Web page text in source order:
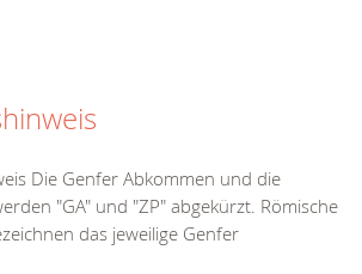
Die Genfer Abkommen und die
"GA" und "ZP" abgekürzt. Römische
das jeweilige Genfer